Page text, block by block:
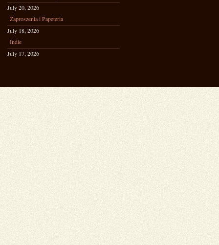
July 20, 2026
Zaproszenia i Papeteria
July 18, 2026
Indie
July 17, 2026